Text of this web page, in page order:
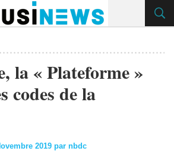
la « Plateforme »
codes de la
2019 par nbdc